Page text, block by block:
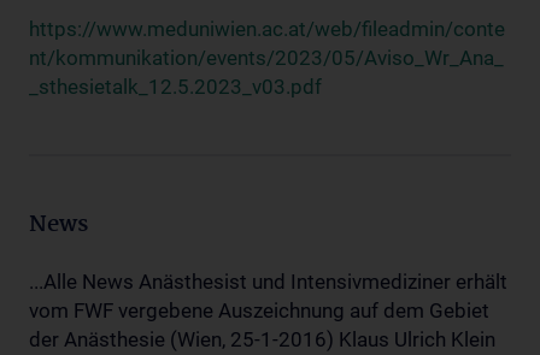
https://www.meduniwien.ac.at/web/fileadmin/conte
nt/kommunikation/events/2023/05/Aviso_Wr_Ana_
_sthesietalk_12.5.2023_v03.pdf
News
...Alle News Anästhesist und Intensivmediziner erhält
vom FWF vergebene Auszeichnung auf dem Gebiet
der Anästhesie (Wien, 25-1-2016) Klaus Ulrich Klein